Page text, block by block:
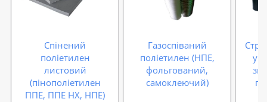
Спінений
поліетилен
листовий
(пінополіетилен
ППЕ, ППЕ НХ, НПЕ)
Газоспіваний
поліетилен (НПЕ,
фольгований,
самоклеючий)